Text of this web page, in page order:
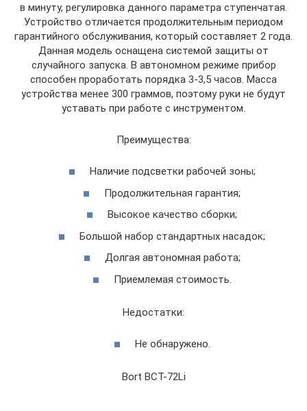
в минуту, регулировка данного параметра ступенчатая.
Устройство отличается продолжительным периодом
гарантийного обслуживания, который составляет 2 года.
Данная модель оснащена системой защиты от
случайного запуска. В автономном режиме прибор
способен проработать порядка 3-3,5 часов. Масса
устройства менее 300 граммов, поэтому руки не будут
уставать при работе с инструментом.
Преимущества:
Наличие подсветки рабочей зоны;
Продолжительная гарантия;
Высокое качество сборки;
Большой набор стандартных насадок;
Долгая автономная работа;
Приемлемая стоимость.
Недостатки:
Не обнаружено.
Bort BCT-72Li